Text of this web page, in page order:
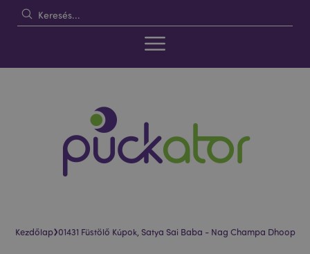
Kezdőlap›01431 Füstölő Kúpok, Satya Sai Baba - Nag Champa Dhoop